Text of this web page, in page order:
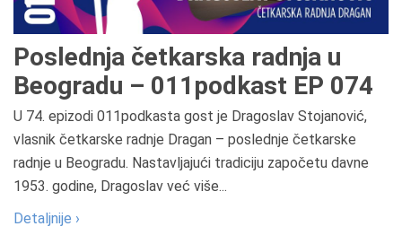
Poslednja četkarska radnja u
Beogradu – 011podkast EP 074
U 74. epizodi 011podkasta gost je Dragoslav Stojanović,
vlasnik četkarske radnje Dragan – poslednje četkarske
radnje u Beogradu. Nastavljajući tradiciju započetu davne
1953. godine, Dragoslav već više...
Detaljnije ›